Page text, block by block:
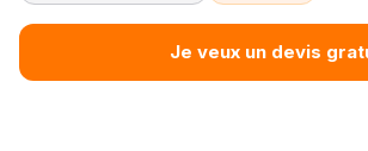
Je veux un devis